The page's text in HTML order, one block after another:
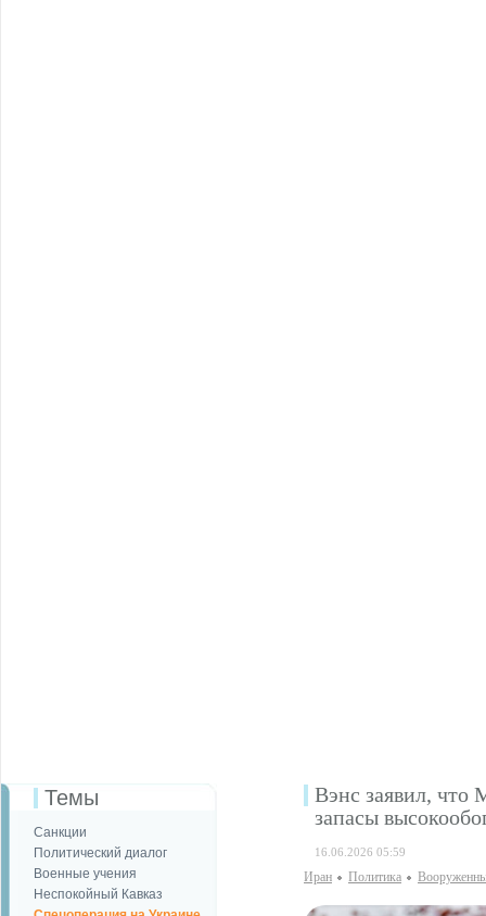
Темы
Санкции
Политический диалог
Военные учения
Неспокойный Кавказ
Вэнс заявил,
запасы
16.06.2026 05:59
Иран Политика